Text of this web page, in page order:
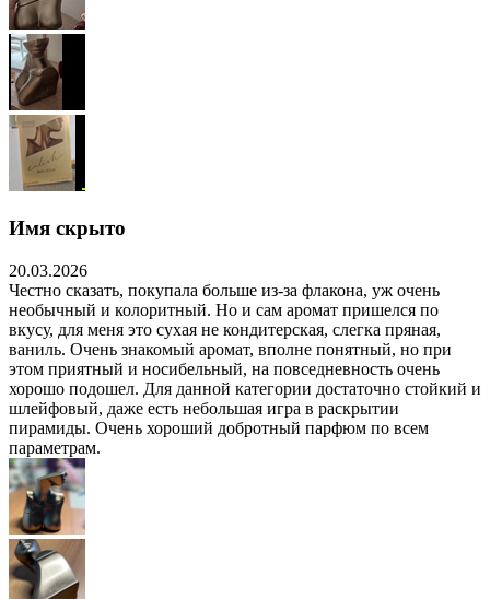
Имя скрыто
20.03.2026
Честно сказать, покупала больше из-за флакона, уж очень
необычный и колоритный. Но и сам аромат пришелся по
вкусу, для меня это сухая не кондитерская, слегка пряная,
ваниль. Очень знакомый аромат, вполне понятный, но при
этом приятный и носибельный, на повседневность очень
хорошо подошел. Для данной категории достаточно стойкий и
шлейфовый, даже есть небольшая игра в раскрытии
пирамиды. Очень хороший добротный парфюм по всем
параметрам.